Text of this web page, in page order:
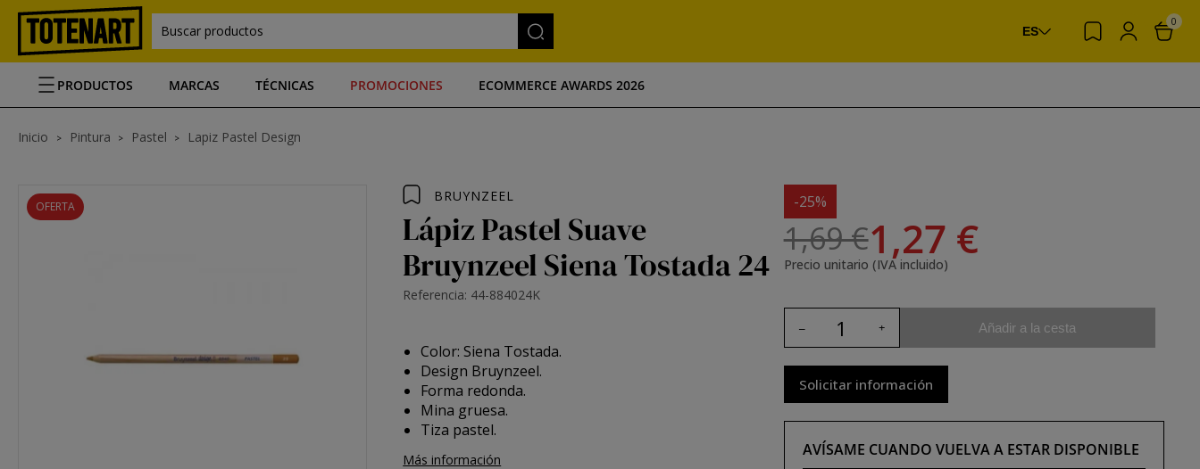
Buscar productos ES
0
PRODUCTOS MARCAS TÉCNICAS PROMOCIONES ECOMMERCE AWARDS 2026
Inicio Pintura Pastel Lapiz Pastel Design
OFERTA
BRUYNZEEL
Lápiz Pastel Suave
Bruynzeel Siena Tostada 24
Referencia: 44-884024K
Color: Siena Tostada.
Design Bruynzeel.
Forma redonda.
Mina gruesa.
Tiza pastel.
Más información
-25%
1,69 €1,27 €
Precio unitario (IVA incluido)
Añadir a la cesta
Solicitar información
AVÍSAME CUANDO VUELVA A ESTAR DISPONIBLE